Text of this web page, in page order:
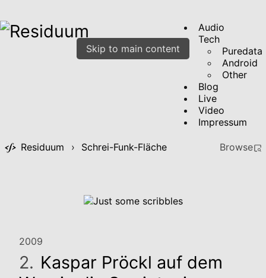
Audio
Tech
Puredata
Android
Other
Blog
Live
Video
Impressum
Skip to main content
Residuum › Schrei-Funk-Fläche Browse
2009
2. Kaspar Pröckl auf dem